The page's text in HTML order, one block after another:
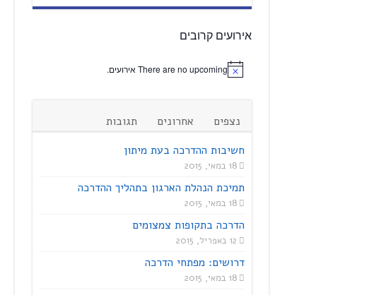
אירועים קרובים
There are no upcoming אירועים.
נצפים אחרונים
תגובות
חשיבות ההדרכה בעת מיתון
18 במאי, 2015
תמיכת הנהלת הארגון בתהליך ההדרכה
18 במאי, 2015
הדרכה בתקופות צמצומים
12 באפריל, 2015
דרושים: מפתחי הדרכה
18 במאי, 2015